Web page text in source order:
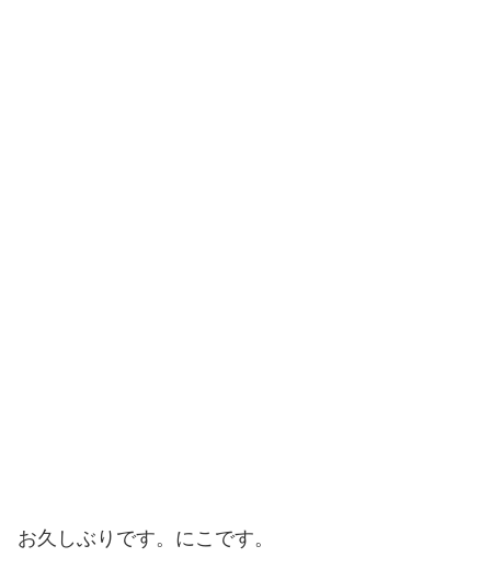
お久しぶりです。にこです。